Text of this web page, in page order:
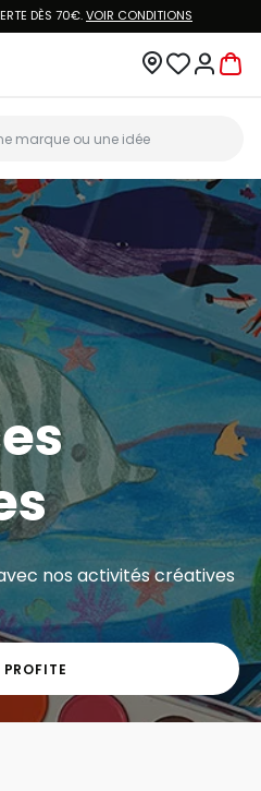
DÈS 70€.VOIR CONDITIONS
nos activités créatives